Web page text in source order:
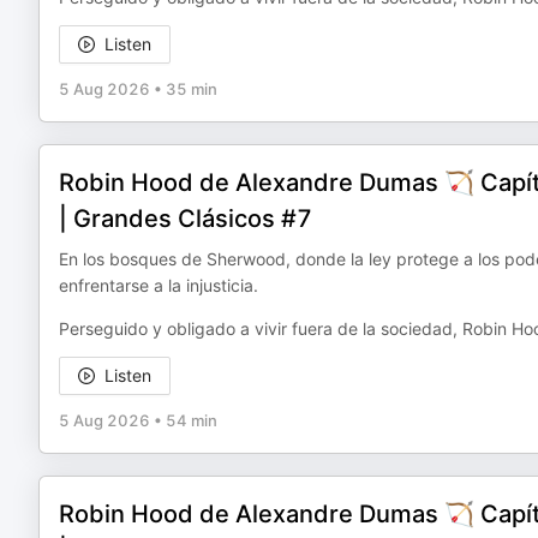
Listen
5 Aug 2026 • 35 min
Robin Hood de Alexandre Dumas 🏹
| Grandes Clásicos #7
En los bosques de Sherwood, donde la ley protege a los
enfrentarse a la injusticia.
Perseguido y obligado a vivir fuera de la sociedad, Robin
Listen
5 Aug 2026 • 54 min
Robin Hood de Alexandre Dumas 🏹